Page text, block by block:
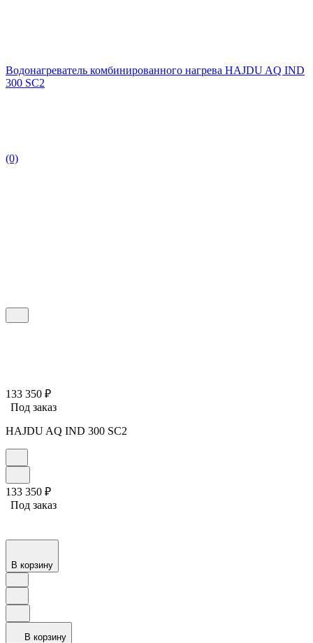
Водонагреватель комбинированного нагрева HAJDU AQ IND
300 SC2
(0)
133 350 ₽
Под заказ
HAJDU AQ IND 300 SC2
133 350 ₽
Под заказ
В корзину
В корзину